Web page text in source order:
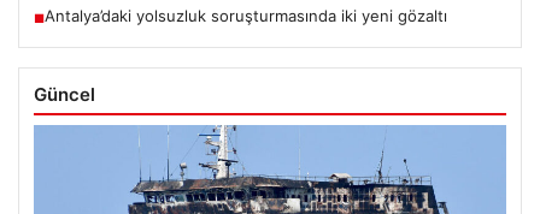
■Antalya’daki yolsuzluk soruşturmasında iki yeni gözaltı
Güncel